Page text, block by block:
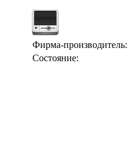
Фирма-производитель:
Состояние: